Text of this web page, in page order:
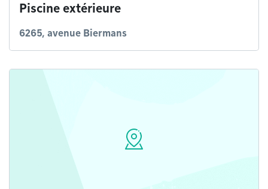
Piscine extérieure
6265, avenue Biermans